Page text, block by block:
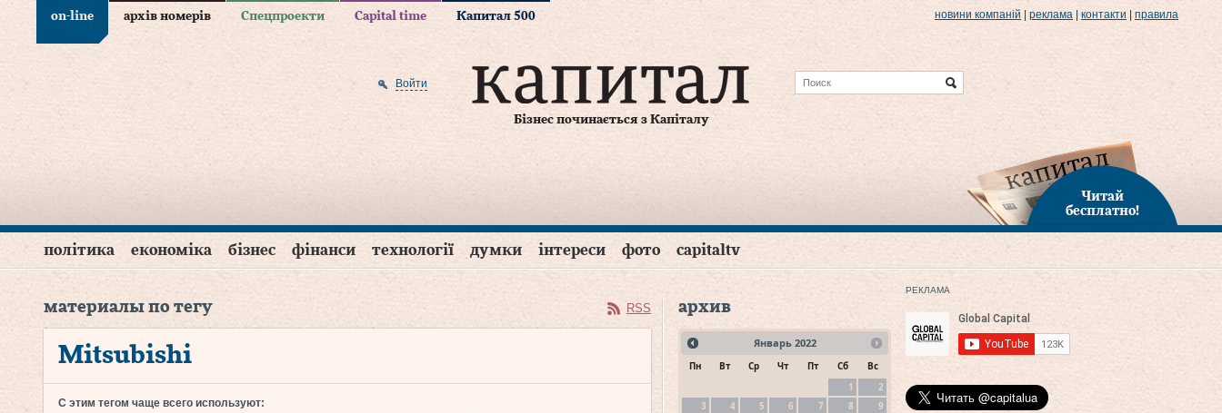
on-line архів номерів Спецпроекти Capital time Капитал 500 новини компаній реклама контакти правила
Бізнес починається з Капіталу
Войти
Читай
бесплатно!
політика економіка бізнес фінанси технології думки інтереси фото capitaltv
материалы по тегу RSS
Mitsubishi
С этим тегом чаще всего используют:
архив
Январь 2022
Пн Вт Ср Чт Пт Сб
Вс
1
2
3
4 5 6 7 8
9
РЕКЛАМА